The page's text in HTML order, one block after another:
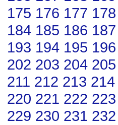
175 176 177 178
184 185 186 187
193 194 195 196
202 203 204 205
211 212 213 214
220 221 222 223
229 230 231 232